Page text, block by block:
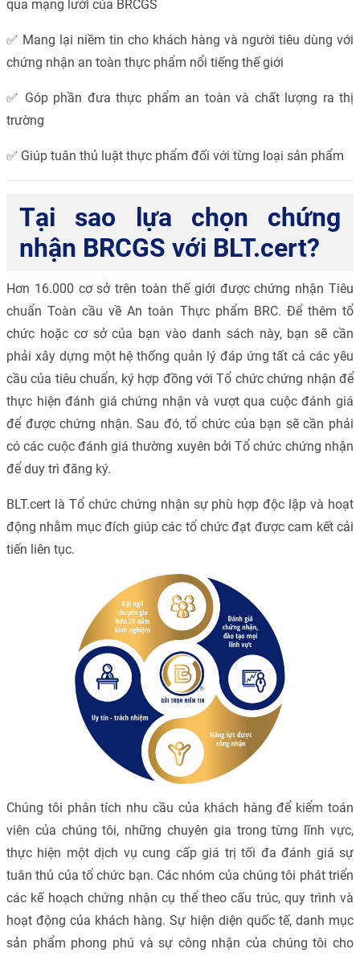
qua mạng lưới của BRCGS
✅ Mang lại niềm tin cho khách hàng và người tiêu dùng với
chứng nhận an toàn thực phẩm nổi tiếng thế giới
✅ Góp phần đưa thực phẩm an toàn và chất lượng ra thị
trường
✅ Giúp tuân thủ luật thực phẩm đối với từng loại sản phẩm
Tại sao lựa chọn chứng
nhận BRCGS với BLT.cert?
Hơn 16.000 cơ sở trên toàn thế giới được chứng nhận Tiêu
chuẩn Toàn cầu về An toàn Thực phẩm BRC. Để thêm tổ
chức hoặc cơ sở của bạn vào danh sách này, bạn sẽ cần
phải xây dựng một hệ thống quản lý đáp ứng tất cả các yêu
cầu của tiêu chuẩn, ký hợp đồng với Tổ chức chứng nhận để
thực hiện đánh giá chứng nhận và vượt qua cuộc đánh giá
để được chứng nhận. Sau đó, tổ chức của bạn sẽ cần phải
có các cuộc đánh giá thường xuyên bởi Tổ chức chứng nhận
để duy trì đăng ký.
BLT.cert là Tổ chức chứng nhận sự phù hợp độc lập và hoạt
động nhằm mục đích giúp các tổ chức đạt được cam kết cải
tiến liên tục.
Chúng tôi phân tích nhu cầu của khách hàng để kiểm toán
viên của chúng tôi, những chuyên gia trong từng lĩnh vực,
thực hiện một dịch vụ cung cấp giá trị tối đa đánh giá sự
tuân thủ của tổ chức bạn. Các nhóm của chúng tôi phát triển
các kế hoạch chứng nhận cụ thể theo cấu trúc, quy trình và
hoạt động của khách hàng.Sự hiện diện quốc tế, danh mục
sản phẩm phong phú và sự công nhận của chúng tôi cho